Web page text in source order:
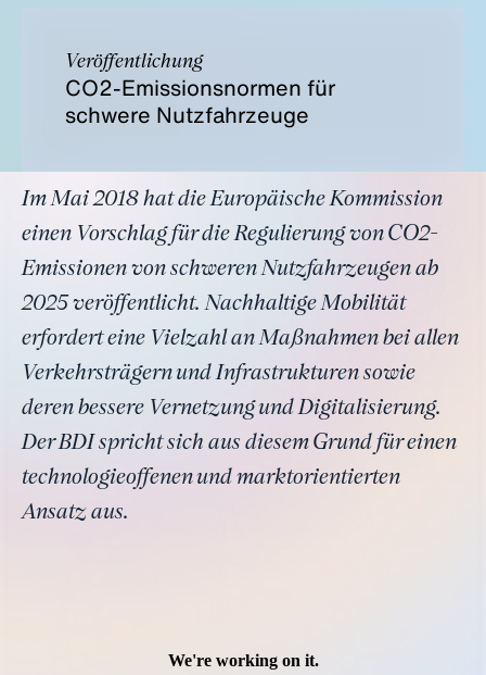
Veröffentlichung
CO2-Emissionsnormen für
schwere Nutzfahrzeuge
Im Mai 2018 hat die Europäische Kommission
einen Vorschlag für die Regulierung von CO2-
Emissionen von schweren Nutzfahrzeugen ab
2025 veröffentlicht. Nachhaltige Mobilität
erfordert eine Vielzahl an Maßnahmen bei allen
Verkehrsträgern und Infrastrukturen sowie
deren bessere Vernetzung und Digitalisierung.
Der BDI spricht sich aus diesem Grund für einen
technologieoffenen und marktorientierten
Ansatz aus.